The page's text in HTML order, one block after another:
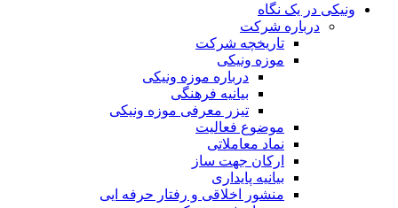
ونیکی در یک نگاه
درباره شرکت
تاریخچه شرکت
موزه ونیکی
درباره موزه ونیکی
بیانیه فرهنگی
تیزر معرفی موزه ونیکی
موضوع فعالیت
نماد معاملاتی
ارکان جهت ساز
بیانیه پایداری
منشور اخلاقی و رفتار حرفه ایی